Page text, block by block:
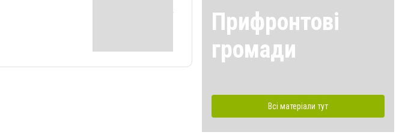
Прифронтові
громади
Всі матеріали тут